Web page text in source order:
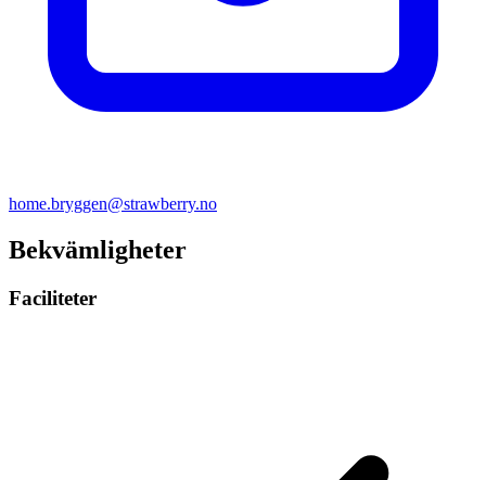
home.bryggen@strawberry.no
Bekvämligheter
Faciliteter